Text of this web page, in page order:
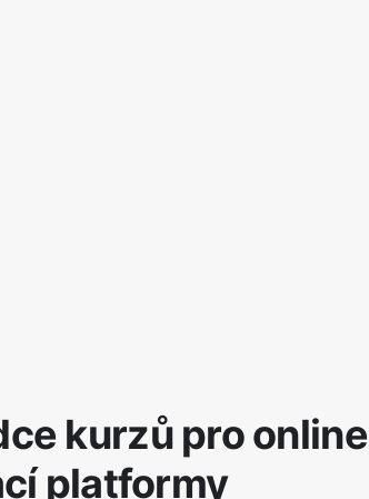
kurzů pro online
platformy